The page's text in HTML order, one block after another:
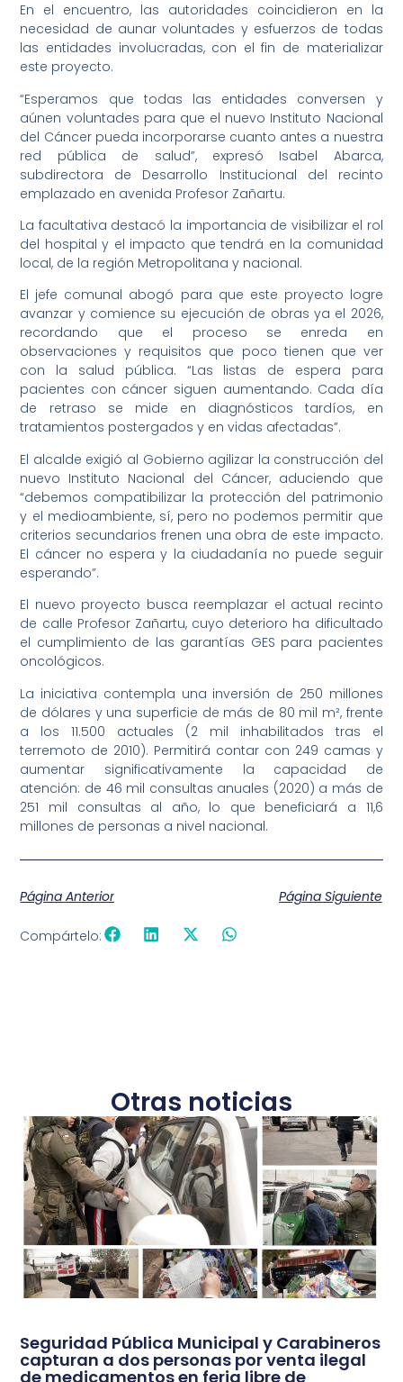
En el encuentro, las autoridades coincidieron en la
necesidad de aunar voluntades y esfuerzos de todas
las entidades involucradas, con el fin de materializar
este proyecto.
“Esperamos que todas las entidades conversen y
aúnen voluntades para que el nuevo Instituto Nacional
del Cáncer pueda incorporarse cuanto antes a nuestra
red pública de salud”, expresó Isabel Abarca,
subdirectora de Desarrollo Institucional del recinto
emplazado en avenida Profesor Zañartu.
La facultativa destacó la importancia de visibilizar el rol
del hospital y el impacto que tendrá en la comunidad
local, de la región Metropolitana y nacional.
El jefe comunal abogó para que este proyecto logre
avanzar y comience su ejecución de obras ya el 2026,
recordando que el proceso se enreda en
observaciones y requisitos que poco tienen que ver
con la salud pública. “Las listas de espera para
pacientes con cáncer siguen aumentando. Cada día
de retraso se mide en diagnósticos tardíos, en
tratamientos postergados y en vidas afectadas”.
El alcalde exigió al Gobierno agilizar la construcción del
nuevo Instituto Nacional del Cáncer, aduciendo que
“debemos compatibilizar la protección del patrimonio
y el medioambiente, sí, pero no podemos permitir que
criterios secundarios frenen una obra de este impacto.
El cáncer no espera y la ciudadanía no puede seguir
esperando”.
El nuevo proyecto busca reemplazar el actual recinto
de calle Profesor Zañartu, cuyo deterioro ha dificultado
el cumplimiento de las garantías GES para pacientes
oncológicos.
La iniciativa contempla una inversión de 250 millones
de dólares y una superficie de más de 80 mil m², frente
a los 11.500 actuales (2 mil inhabilitados tras el
terremoto de 2010). Permitirá contar con 249 camas y
aumentar significativamente la capacidad de
atención: de 46 mil consultas anuales (2020) a más de
251 mil consultas al año, lo que beneficiará a 11,6
millones de personas a nivel nacional.
Página Anterior Página Siguiente
Compártelo:
Otras noticias
Seguridad Pública Municipal y Carabineros
capturan a dos personas por venta ilegal
de medicamentos en feria libre de